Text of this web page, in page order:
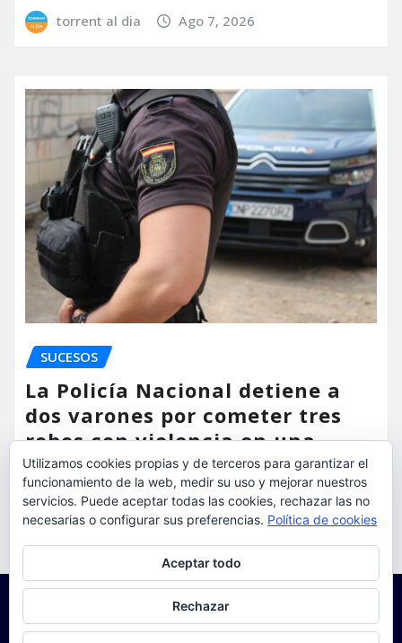
torrent al dia Ago 7, 2026
SUCESOS
La Policía Nacional detiene a
dos varones por cometer tres
robos con violencia en una
misma mañana
torrent al dia Ago 7, 2026
Utilizamos cookies propias y de terceros para garantizar el
funcionamiento de la web, medir su uso y mejorar nuestros
servicios. Puede aceptar todas las cookies, rechazar las no
necesarias o configurar sus preferencias. Política de cookies
Aceptar todo
Rechazar
Para obtener más información, incluido cómo gestionar las cookies,